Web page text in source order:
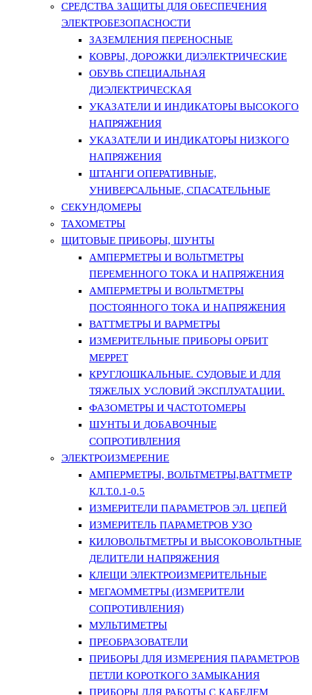
СРЕДСТВА ЗАЩИТЫ ДЛЯ ОБЕСПЕЧЕНИЯ
ЭЛЕКТРОБЕЗОПАСНОСТИ
ЗАЗЕМЛЕНИЯ ПЕРЕНОСНЫЕ
КОВРЫ, ДОРОЖКИ ДИЭЛЕКТРИЧЕСКИЕ
ОБУВЬ СПЕЦИАЛЬНАЯ
ДИЭЛЕКТРИЧЕСКАЯ
УКАЗАТЕЛИ И ИНДИКАТОРЫ ВЫСОКОГО
НАПРЯЖЕНИЯ
УКАЗАТЕЛИ И ИНДИКАТОРЫ НИЗКОГО
НАПРЯЖЕНИЯ
ШТАНГИ ОПЕРАТИВНЫЕ,
УНИВЕРСАЛЬНЫЕ, СПАСАТЕЛЬНЫЕ
СЕКУНДОМЕРЫ
ТАХОМЕТРЫ
ЩИТОВЫЕ ПРИБОРЫ, ШУНТЫ
АМПЕРМЕТРЫ И ВОЛЬТМЕТРЫ
ПЕРЕМЕННОГО ТОКА И НАПРЯЖЕНИЯ
АМПЕРМЕТРЫ И ВОЛЬТМЕТРЫ
ПОСТОЯННОГО ТОКА И НАПРЯЖЕНИЯ
ВАТТМЕТРЫ И ВАРМЕТРЫ
ИЗМЕРИТЕЛЬНЫЕ ПРИБОРЫ ОРБИТ
МЕРРЕТ
КРУГЛОШКАЛЬНЫЕ. СУДОВЫЕ И ДЛЯ
ТЯЖЕЛЫХ УСЛОВИЙ ЭКСПЛУАТАЦИИ.
ФАЗОМЕТРЫ И ЧАСТОТОМЕРЫ
ШУНТЫ И ДОБАВОЧНЫЕ
СОПРОТИВЛЕНИЯ
ЭЛЕКТРОИЗМЕРЕНИЕ
АМПЕРМЕТРЫ, ВОЛЬТМЕТРЫ,ВАТТМЕТР
КЛ.Т.0.1-0.5
ИЗМЕРИТЕЛИ ПАРАМЕТРОВ ЭЛ. ЦЕПЕЙ
ИЗМЕРИТЕЛЬ ПАРАМЕТРОВ УЗО
КИЛОВОЛЬТМЕТРЫ И ВЫСОКОВОЛЬТНЫЕ
ДЕЛИТЕЛИ НАПРЯЖЕНИЯ
КЛЕЩИ ЭЛЕКТРОИЗМЕРИТЕЛЬНЫЕ
МЕГАОММЕТРЫ (ИЗМЕРИТЕЛИ
СОПРОТИВЛЕНИЯ)
МУЛЬТИМЕТРЫ
ПРЕОБРАЗОВАТЕЛИ
ПРИБОРЫ ДЛЯ ИЗМЕРЕНИЯ ПАРАМЕТРОВ
ПЕТЛИ КОРОТКОГО ЗАМЫКАНИЯ
ПРИБОРЫ ДЛЯ РАБОТЫ С КАБЕЛЕМ